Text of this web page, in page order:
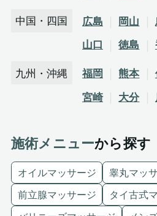
中国・四国 広島 岡山
山口
徳島
九州・沖縄 福岡 熊本
宮崎
大分
施術メニューから探す
オイルマッサージ
睾丸マッ
前立腺マッサージ
タイ古式